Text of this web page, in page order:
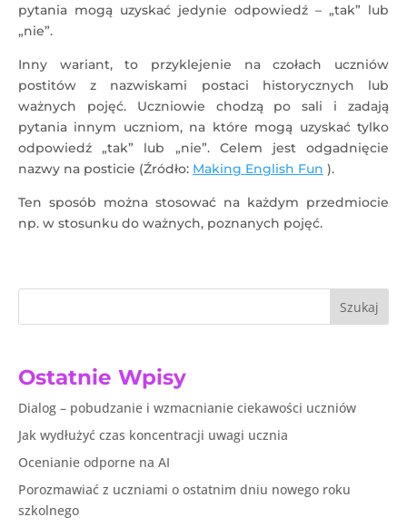
pytania mogą uzyskać jedynie odpowiedź – „tak” lub
„nie”.
Inny wariant, to przyklejenie na czołach uczniów
postitów z nazwiskami postaci historycznych lub
ważnych pojęć. Uczniowie chodzą po sali i zadają
pytania innym uczniom, na które mogą uzyskać tylko
odpowiedź „tak” lub „nie”. Celem jest odgadnięcie
nazwy na posticie (Źródło: Making English Fun ).
Ten sposób można stosować na każdym przedmiocie
np. w stosunku do ważnych, poznanych pojęć.
Szukaj
Ostatnie Wpisy
Dialog – pobudzanie i wzmacnianie ciekawości uczniów
Jak wydłużyć czas koncentracji uwagi ucznia
Ocenianie odporne na AI
Porozmawiać z uczniami o ostatnim dniu nowego roku
szkolnego